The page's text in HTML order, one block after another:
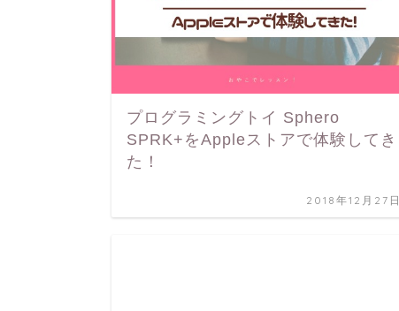
プログラミングトイ Sphero
SPRK+をAppleストアで体験してき
た！
2018年12月27日